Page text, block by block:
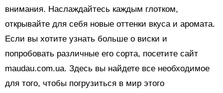
внимания. Наслаждайтесь каждым глотком,
открывайте для себя новые оттенки вкуса и аромата.
Если вы хотите узнать больше о виски и
попробовать различные его сорта, посетите сайт
maudau.com.ua. Здесь вы найдете все необходимое
для того, чтобы погрузиться в мир этого